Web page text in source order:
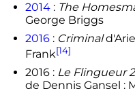
2014: The
George Briggs
2016: Criminal
Frank[14]
2016 : Le Flingueur 2
de Dennis Gansel :